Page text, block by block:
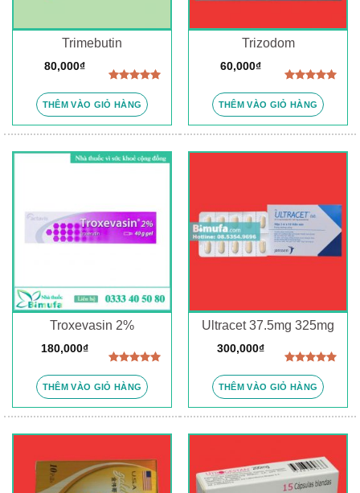
Trimebutin
hạng5.00
5 sao
80,000₫
THÊM VÀO GIỎ HÀNG
Trizodom
hạng5.00
5 sao
60,000₫
THÊM VÀO GIỎ HÀNG
Troxevasin 2%
hạng5.00
5 sao
180,000₫
THÊM VÀO GIỎ HÀNG
Ultracet 37.5mg 325mg
hạng5.00
5 sao
300,000₫
THÊM VÀO GIỎ HÀNG